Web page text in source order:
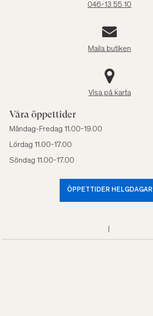
046-13 55 10
Maila butiken
Visa på karta
Våra öppettider
Måndag-Fredag 11.00-19.00
Lördag 11.00-17.00
Söndag 11.00-17.00
ÖPPETTIDER HELGDAGAR